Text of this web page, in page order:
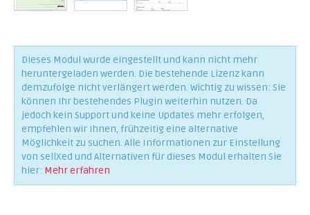
Dieses Modul wurde eingestellt und kann nicht mehr
heruntergeladen werden. Die bestehende Lizenz kann
demzufolge nicht verlängert werden. Wichtig zu wissen: Sie
können Ihr bestehendes Plugin weiterhin nutzen. Da
jedoch kein Support und keine Updates mehr erfolgen,
empfehlen wir Ihnen, frühzeitig eine alternative
Möglichkeit zu suchen. Alle Informationen zur Einstellung
von sellXed und Alternativen für dieses Modul erhalten Sie
hier: Mehr erfahren